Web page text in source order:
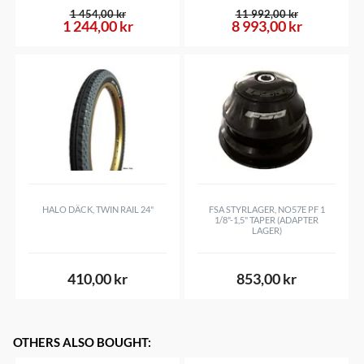
1 244,00 kr
1 454,00 kr
8 993,00 kr
11 992,00 kr
HALO DÄCK, TWIN RAIL 24"
410,00 kr
FSA STYRLAGER, NO57E PF 1
1/8"-1,5" TAPER (ADAPTER
LAGER)
853,00 kr
OTHERS ALSO BOUGHT: